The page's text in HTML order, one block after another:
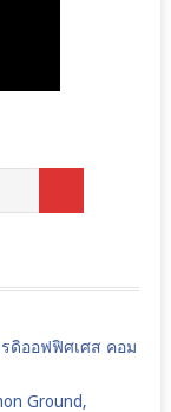
ดิออฟฟิศเศส คอม
Ground,